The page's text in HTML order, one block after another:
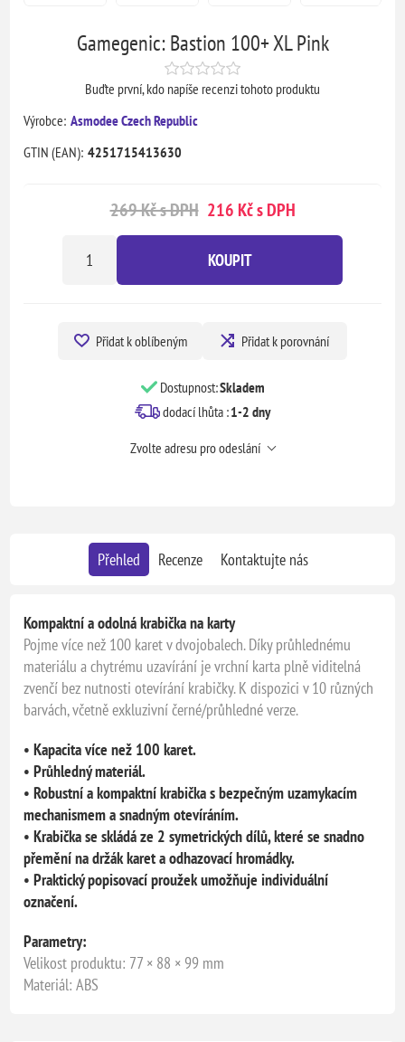
Gamegenic: Bastion 100+ XL Pink
Buďte první, kdo napíše recenzi tohoto produktu
Výrobce: Asmodee Czech Republic
GTIN (EAN): 4251715413630
269 Kč s DPH 216 Kč s DPH
KOUPIT
Přidat k oblíbeným Přidat k porovnání
Dostupnost:Skladem
dodací lhůta :1-2 dny
Zvolte adresu pro odeslání
Přehled Recenze Kontaktujte nás
Kompaktní a odolná krabička na karty
Pojme více než 100 karet v dvojobalech. Díky průhlednému
materiálu a chytrému uzavírání je vrchní karta plně viditelná
zvenčí bez nutnosti otevírání krabičky. K dispozici v 10 různých
barvách, včetně exkluzivní černé/průhledné verze.
• Kapacita více než 100 karet.
• Průhledný materiál.
• Robustní a kompaktní krabička s bezpečným uzamykacím
mechanismem a snadným otevíráním.
• Krabička se skládá ze 2 symetrických dílů, které se snadno
přemění na držák karet a odhazovací hromádky.
• Praktický popisovací proužek umožňuje individuální
označení.
Parametry:
Velikost produktu: 77 × 88 × 99 mm
Materiál: ABS